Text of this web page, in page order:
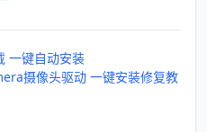
一键自动安装
摄像头驱动 一键安装修复教